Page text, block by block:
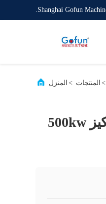
Shanghai Gofun
المنزل > المنتجات >
SS306 خط إنتاج الطماطم الكامل تركيز 500kw